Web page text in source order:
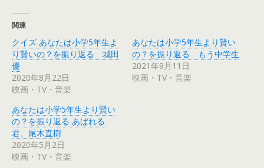
t
t
e
r
共
有
(
し
い
ウ
ィ
ン
ド
ウ
で
開
共
有
す
る
は
ク
リ
ク
し
て
く
だ
さ
い
(
新
関連
クイズ あなたは小学5年生よ
り賢いの？を振り返る 城田
優
2020年8月22日
映画・TV・音楽
あなたは小学5年生より賢い
の？を振り返る もう中学生
2021年9月11日
映画・TV・音楽
あなたは小学5年生より賢い
の？を振り返る あばれる
君、尾木直樹
2020年5月2日
映画・TV・音楽